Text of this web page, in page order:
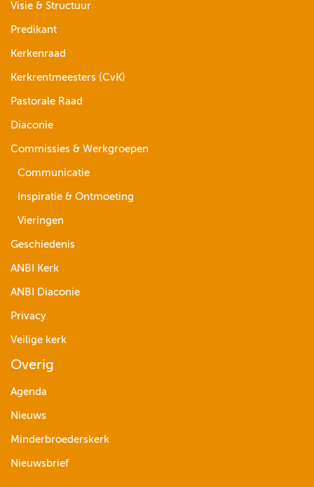
Visie & Structuur
Predikant
Kerkenraad
Kerkrentmeesters (CvK)
Pastorale Raad
Diaconie
Commissies & Werkgroepen
Communicatie
Inspiratie & Ontmoeting
Vieringen
Geschiedenis
ANBI Kerk
ANBI Diaconie
Privacy
Veilige kerk
Overig
Agenda
Nieuws
Minderbroederskerk
Nieuwsbrief